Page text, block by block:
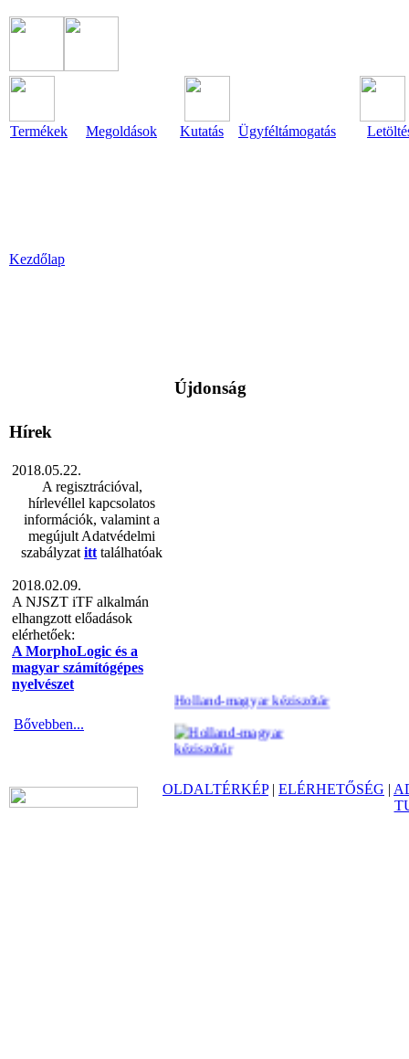
Termékek Megoldások Kutatás Ügyféltámogatás
Kezdőlap
Hírek
2018.05.22.
A regisztrációval,
hírlevéllel kapcsolatos
információk, valamint a
megújult Adatvédelmi
szabályzat itt találhatóak
2018.02.09.
A NJSZT iTF alkalmán
elhangzott előadások
elérhetőek:
A MorphoLogic és a
magyar számítógépes
nyelvészet
Bővebben...
Újdonság
Holland-magyar kéziszótár
OLDALTÉRKÉP| ELÉRHETŐSÉG |